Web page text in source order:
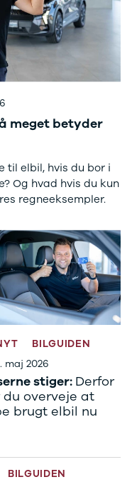
i elbil
års fødselsdag
med elbil
vores
videoguides og
af nye
på vores youtube-
Bilguiden.
meget betyder
til elbil, hvis du bor i
Og hvad hvis du kun
regneeksempler.
BILGUIDEN
maj 2026
stiger: Derfor
du overveje at
brugt elbil nu
BILGUIDEN